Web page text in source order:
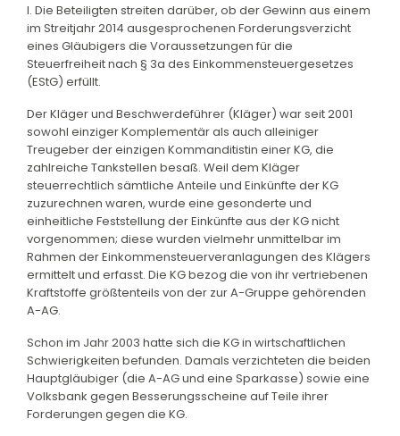
I. Die Beteiligten streiten darüber, ob der Gewinn aus einem
im Streitjahr 2014 ausgesprochenen Forderungsverzicht
eines Gläubigers die Voraussetzungen für die
Steuerfreiheit nach § 3a des Einkommensteuergesetzes
(EStG) erfüllt.
Der Kläger und Beschwerdeführer (Kläger) war seit 2001
sowohl einziger Komplementär als auch alleiniger
Treugeber der einzigen Kommanditistin einer KG, die
zahlreiche Tankstellen besaß. Weil dem Kläger
steuerrechtlich sämtliche Anteile und Einkünfte der KG
zuzurechnen waren, wurde eine gesonderte und
einheitliche Feststellung der Einkünfte aus der KG nicht
vorgenommen; diese wurden vielmehr unmittelbar im
Rahmen der Einkommensteuerveranlagungen des Klägers
ermittelt und erfasst. Die KG bezog die von ihr vertriebenen
Kraftstoffe größtenteils von der zur A-Gruppe gehörenden
A-AG.
Schon im Jahr 2003 hatte sich die KG in wirtschaftlichen
Schwierigkeiten befunden. Damals verzichteten die beiden
Hauptgläubiger (die A-AG und eine Sparkasse) sowie eine
Volksbank gegen Besserungsscheine auf Teile ihrer
Forderungen gegen die KG.